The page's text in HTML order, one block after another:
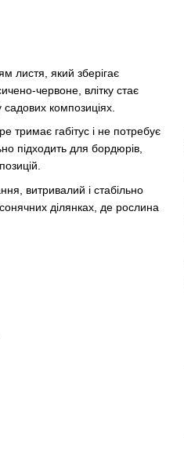
листя, який зберігає
червоне, влітку стає
композиціях.
габітус і не потребує
підходить для бордюрів,
витривалий і стабільно
ділянках, де рослина